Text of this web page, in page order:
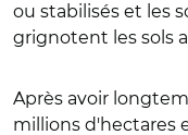
ou stabilisés et les
grignotent les sols
Après avoir
millions d'hectares